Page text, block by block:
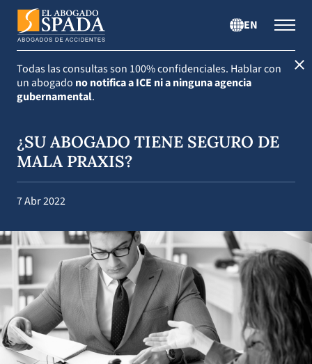
EN
Todas las consultas son 100% confidenciales. Hablar con
un abogado no notifica a ICE ni a ninguna agencia
gubernamental.
¿SU ABOGADO TIENE SEGURO DE
MALA PRAXIS?
7 Abr 2022